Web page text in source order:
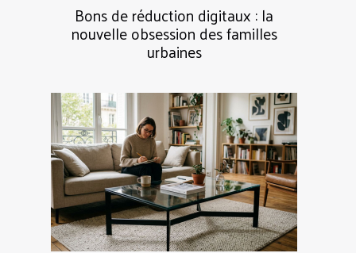
Bons de réduction digitaux : la
nouvelle obsession des familles
urbaines